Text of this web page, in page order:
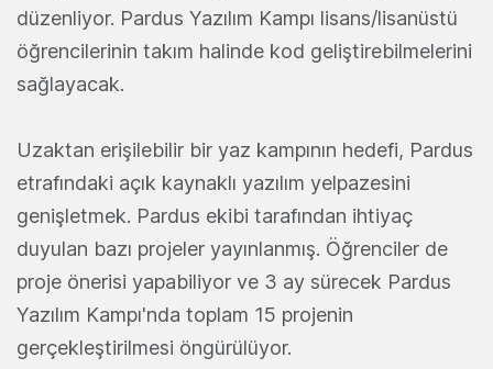
düzenliyor. Pardus Yazılım Kampı lisans/lisanüstü
öğrencilerinin takım halinde kod geliştirebilmelerini
sağlayacak.
Uzaktan erişilebilir bir yaz kampının hedefi, Pardus
etrafındaki açık kaynaklı yazılım yelpazesini
genişletmek. Pardus ekibi tarafından ihtiyaç
duyulan bazı projeler yayınlanmış. Öğrenciler de
proje önerisi yapabiliyor ve 3 ay sürecek Pardus
Yazılım Kampı'nda toplam 15 projenin
gerçekleştirilmesi öngürülüyor.